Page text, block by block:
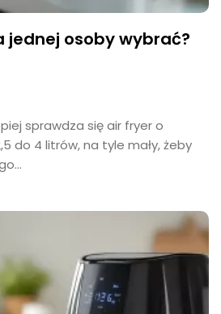
jednej osoby wybrać?
sprawdza się air fryer o
do 4 litrów, na tyle mały, żeby